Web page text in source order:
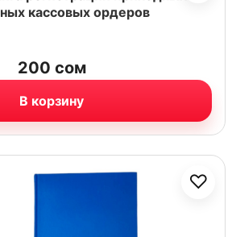
кассовых ордеров
200 сом
В корзину
♡